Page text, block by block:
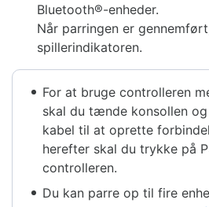
Bluetooth®-enheder.
Når parringen er
spillerindikatoren.
For at bruge controlleren
skal du tænde konsollen
kabel til at oprette
herefter skal du trykke på
controlleren.
Du kan parre op til fire